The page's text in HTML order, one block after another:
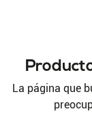
La página que